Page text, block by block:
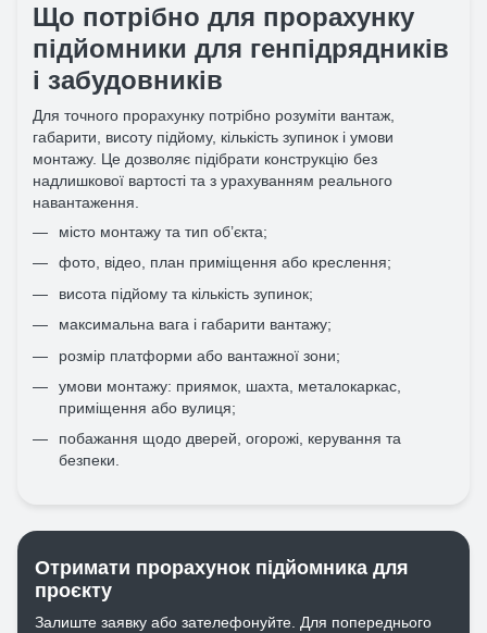
Що потрібно для прорахунку
підйомники для генпідрядників
і забудовників
Для точного прорахунку потрібно розуміти вантаж,
габарити, висоту підйому, кількість зупинок і умови
монтажу. Це дозволяє підібрати конструкцію без
надлишкової вартості та з урахуванням реального
навантаження.
місто монтажу та тип об’єкта;
фото, відео, план приміщення або креслення;
висота підйому та кількість зупинок;
максимальна вага і габарити вантажу;
розмір платформи або вантажної зони;
умови монтажу: приямок, шахта, металокаркас,
приміщення або вулиця;
побажання щодо дверей, огорожі, керування та
безпеки.
Отримати прорахунок підйомника для
проєкту
Залиште заявку або зателефонуйте. Для попереднього